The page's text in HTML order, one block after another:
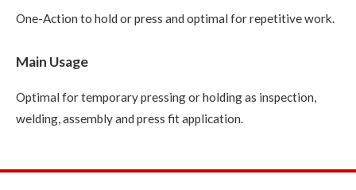
One-Action to hold or press and optimal for repetitive work.
Main Usage
Optimal for temporary pressing or holding as inspection,
welding, assembly and press fit application.